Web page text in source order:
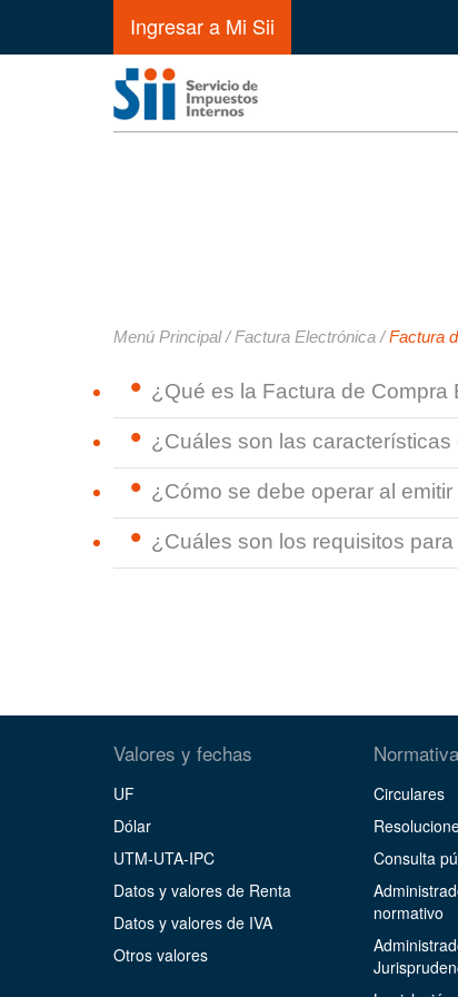
Ingresar a Mi Sii
Menú Principal/Factura Electrónica /Factura
¿Qué es la Factura de Compra
¿Cuáles son las
¿Cómo se debe operar al
¿Cuáles son los requisitos
Valores y fechas
UF
Dólar
UTM-UTA-IPC
Datos y valores de Renta
Datos y valores de IVA
Otros valores
Circulares
Consulta
normativo